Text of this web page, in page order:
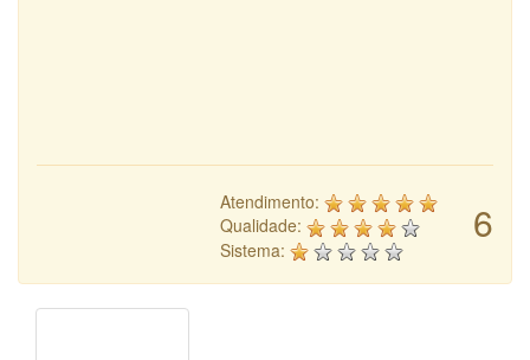
6
Atendimento:
Qualidade:
Sistema: